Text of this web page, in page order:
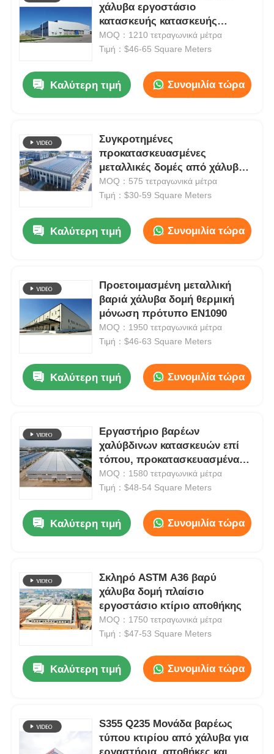
Προϊόντα
Βίντεο
Σχετικά με εμάς
Ποιοτικός έλεγχος
επαφή
Νέα
Ζητήστε ένα απόσπασμα
χάλυβα εργοστάσιο
κατασκευής κατασκευής
μεταλλικών αποθεμάτων OEM
MOQ：1210 τετραγωνικά μέτρα
Τιμή：$46-65 Square Meters
Καλύτερη τιμή Συνομιλία τώρα
Συγκροτημένες
προκατασκευασμένες
μεταλλικές δομές από χάλυβα
Εργαστήριο κτίριο Μονουλικές
παραγγελίες
MOQ：575 τετραγωνικά μέτρα
Τιμή：$30-59 Square Meters
Καλύτερη τιμή Συνομιλία τώρα
Προετοιμασμένη μεταλλική
βαριά χάλυβα δομή θερμική
μόνωση πρότυπο EN1090
MOQ：1950 τετραγωνικά μέτρα
Τιμή：$46-63 Square Meters
Καλύτερη τιμή Συνομιλία τώρα
Εργαστήριο βαρέων
χαλύβδινων κατασκευών επί
τόπου, προκατασκευασμένα
αγροτικά κτίρια ODM
MOQ：1580 τετραγωνικά μέτρα
Τιμή：$48-54 Square Meters
Καλύτερη τιμή Συνομιλία τώρα
Σκληρό ASTM A36 βαρύ
χάλυβα δομή πλαίσιο
εργοστάσιο κτίριο αποθήκης
MOQ：1750 τετραγωνικά μέτρα
Τιμή：$47-53 Square Meters
Καλύτερη τιμή Συνομιλία τώρα
S355 Q235 Μονάδα βαρέως
τύπου κτιρίου από χάλυβα για
εργαστήρια, αποθήκες και